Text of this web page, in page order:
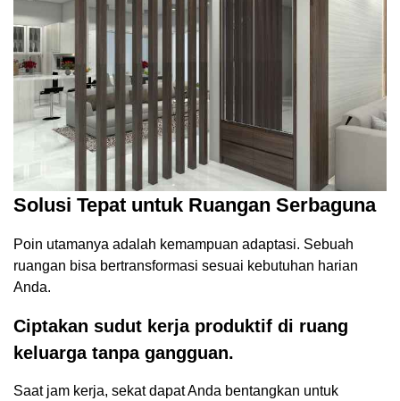
Solusi Tepat untuk Ruangan Serbaguna
Poin utamanya adalah kemampuan adaptasi. Sebuah
ruangan bisa bertransformasi sesuai kebutuhan harian
Anda.
Ciptakan sudut kerja produktif di ruang
keluarga tanpa gangguan.
Saat jam kerja, sekat dapat Anda bentangkan untuk